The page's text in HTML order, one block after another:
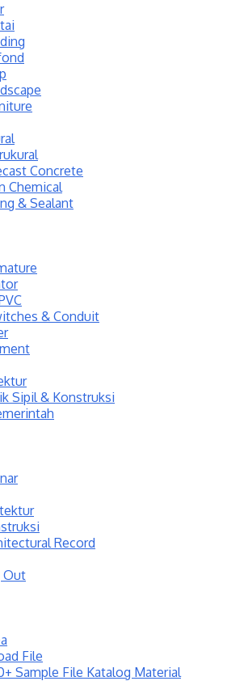
Concrete
Chemical
& Sealant
& Conduit
Sipil & Konstruksi
Record
Out
File
Sample File Katalog Material